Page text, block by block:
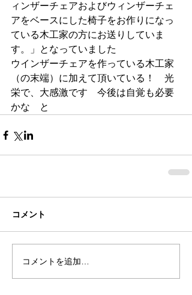
ィンザーチェアおよびウィンザーチェ
アをベースにした椅子をお作りになっ
ている木工家の方にお送りしていま
す。」となっていました
ウインザーチェアを作っている木工家
（の末端）に加えて頂いている！　光
栄で、大感激です　今後は自覚も必要
かな　と
コメント
コメントを追加…